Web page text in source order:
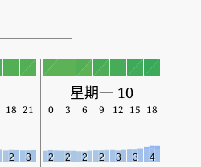
星期一 10
18 21 0 3 6 9 12 15 18
2 3 2 2 2 2 3 3 4